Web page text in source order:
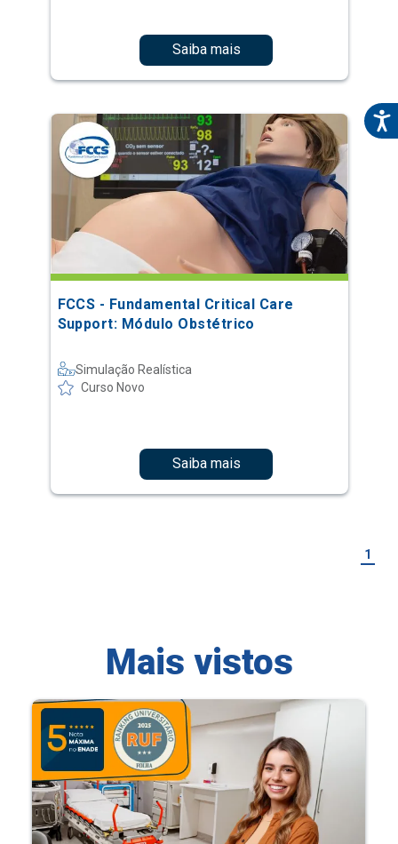
Saiba mais
FCCS - Fundamental Critical Care
Support: Módulo Obstétrico
Simulação Realística
Curso Novo
Saiba mais
1
Mais vistos